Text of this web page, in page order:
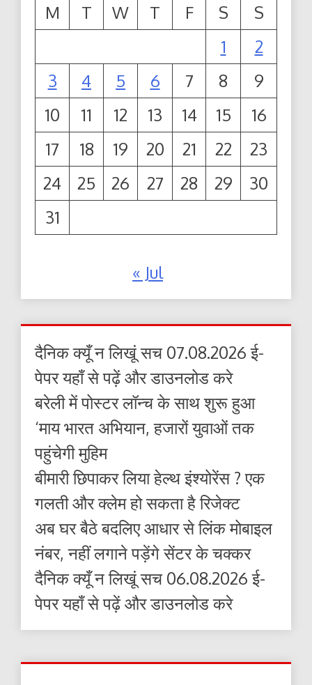
M
T W T F S
S
1
2
3
4 5 6 7 8
9
10
11 12 13 14 15
16
17
18 19 20 21 22
23
24
25 26 27 28 29
30
31
« Jul
दैनिक क्यूँ न लिखूं सच 07.08.2026 ई-
पेपर यहाँ से पढ़ें और डाउनलोड करे
बरेली में पोस्टर लॉन्च के साथ शुरू हुआ
‘माय भारत अभियान, हजारों युवाओं तक
पहुंचेगी मुहिम
बीमारी छिपाकर लिया हेल्थ इंश्योरेंस ? एक
गलती और क्लेम हो सकता है रिजेक्ट
अब घर बैठे बदलिए आधार से लिंक मोबाइल
नंबर, नहीं लगाने पड़ेंगे सेंटर के चक्कर
दैनिक क्यूँ न लिखूं सच 06.08.2026 ई-
पेपर यहाँ से पढ़ें और डाउनलोड करे